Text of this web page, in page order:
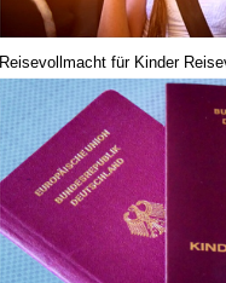
Reisevollmacht für Kinder